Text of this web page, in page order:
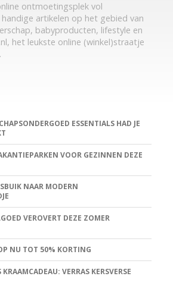
ontmoetingsplek vol
artikelen op het gebied van
babyproducten, lifestyle en
het leukste online (winkel)straatje
ESSENTIALS HAD JE
VOOR GEZINNEN DEZE
NAAR MODERN
VEROVERT DEZE ZOMER
NU TOT 50% KORTING
VERRAS KERSVERSE